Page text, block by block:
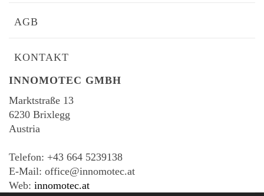
AGB
KONTAKT
INNOMOTEC GMBH
Marktstraße 13
6230 Brixlegg
Austria
Telefon: +43 664 5239138
E-Mail: office@innomotec.at
Web: innomotec.at